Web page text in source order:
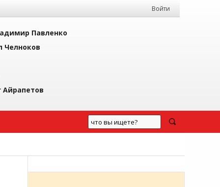
Войти
Павленко
Челноков
Айрапетов